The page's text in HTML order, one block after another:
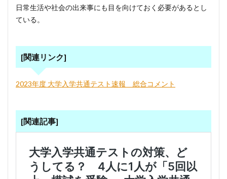
日常生活や社会の出来事にも目を向けておく必要があるとし
ている。
[関連リンク]
2023年度 大学入学共通テスト速報 総合コメント
[関連記事]